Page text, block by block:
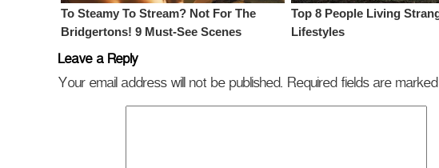
Leave a Reply
Your email address will not be published. Required fields are marked